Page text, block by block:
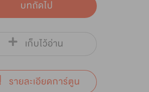
บทถัดไป
เก็บไว้อ่าน
รายละเอียดการ์ตูน